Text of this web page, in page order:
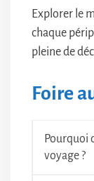
Explorer le
chaque
pleine de
Foire
Pourquoi
voyage ?